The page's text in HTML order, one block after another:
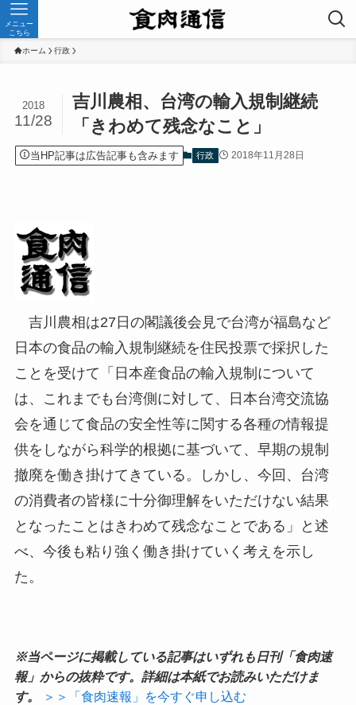
メニュー
こちら
ホーム 行政
吉川農相、台湾の輸入規制継続
「きわめて残念なこと」
2018
11/28
当HP記事は広告記事も含みます 行政 2018年11月28日
吉川農相は27日の閣議後会見で台湾が福島など
日本の食品の輸入規制継続を住民投票で採択した
ことを受けて「日本産食品の輸入規制について
は、これまでも台湾側に対して、日本台湾交流協
会を通じて食品の安全性等に関する各種の情報提
供をしながら科学的根拠に基づいて、早期の規制
撤廃を働き掛けてきている。しかし、今回、台湾
の消費者の皆様に十分御理解をいただけない結果
となったことはきわめて残念なことである」と述
べ、今後も粘り強く働き掛けていく考えを示し
た。
※当ページに掲載している記事はいずれも日刊「食肉速
報」からの抜粋です。詳細は本紙でお読みいただけま
す。
＞＞「食肉速報」を今すぐ申し込む